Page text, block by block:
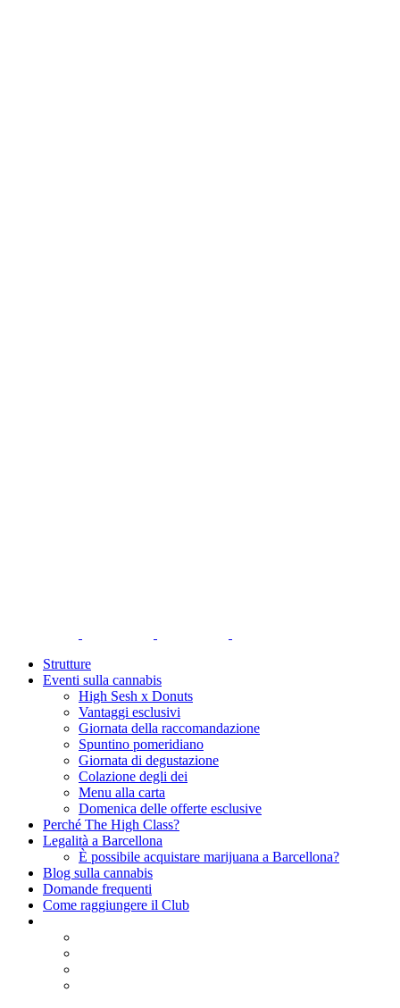
Strutture
Eventi sulla cannabis
High Sesh x Donuts
Vantaggi esclusivi
Giornata della raccomandazione
Spuntino pomeridiano
Giornata di degustazione
Colazione degli dei
Menu alla carta
Domenica delle offerte esclusive
Perché The High Class?
Legalità a Barcellona
È possibile acquistare marijuana a Barcellona?
Blog sulla cannabis
Domande frequenti
Come raggiungere il Club